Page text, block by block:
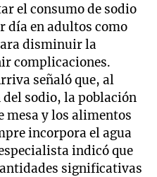
el consumo de sodio
día en adultos como
disminuir la
complicaciones.
señaló que, al
sodio, la población
mesa y los alimentos
incorpora el agua
indicó que
significativas